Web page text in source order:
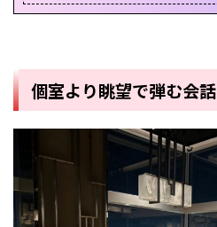
個室より眺望で弾む会話